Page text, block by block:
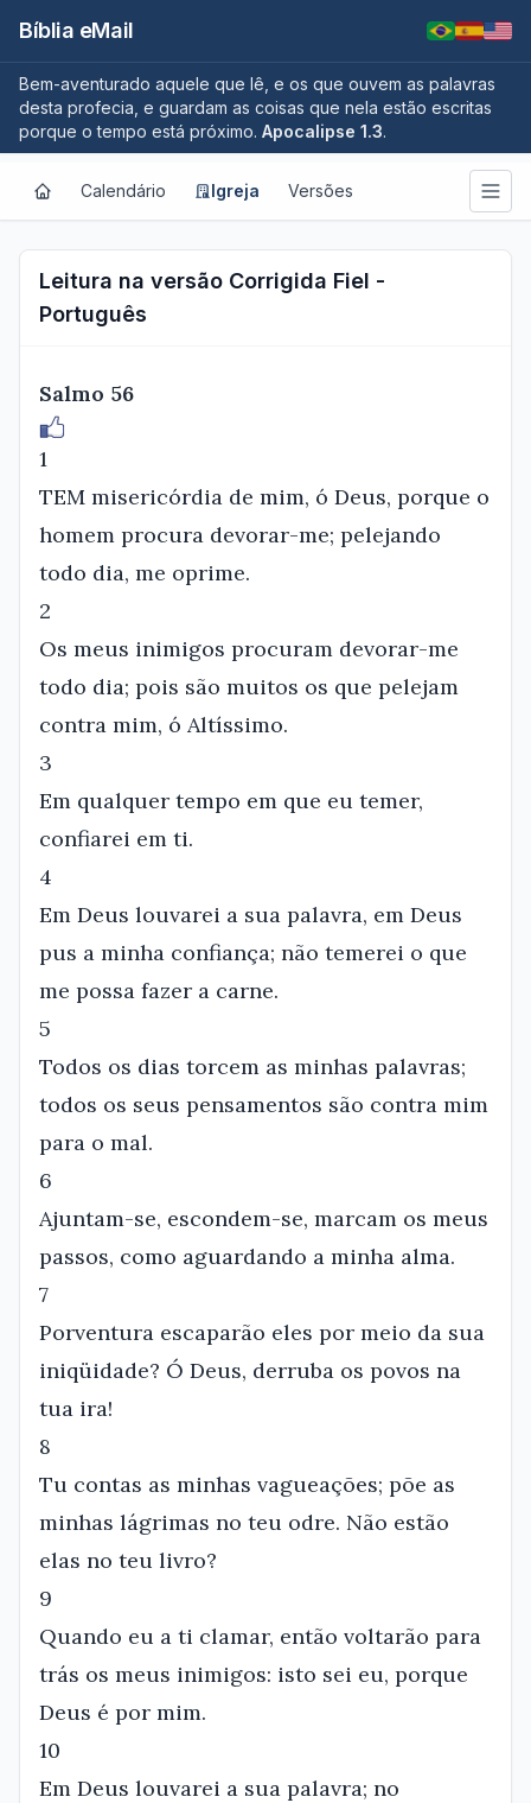
Bíblia eMail
Bem-aventurado aquele que lê, e os que ouvem as palavras
desta profecia, e guardam as coisas que nela estão escritas
porque o tempo está próximo. Apocalipse 1.3.
Calendário Igreja Versões
Leitura na versão Corrigida Fiel -
Português
Salmo 56
1
TEM misericórdia de mim, ó Deus, porque o
homem procura devorar-me; pelejando
todo dia, me oprime.
2
Os meus inimigos procuram devorar-me
todo dia; pois são muitos os que pelejam
contra mim, ó Altíssimo.
3
Em qualquer tempo em que eu temer,
confiarei em ti.
4
Em Deus louvarei a sua palavra, em Deus
pus a minha confiança; não temerei o que
me possa fazer a carne.
5
Todos os dias torcem as minhas palavras;
todos os seus pensamentos são contra mim
para o mal.
6
Ajuntam-se, escondem-se, marcam os meus
passos, como aguardando a minha alma.
7
Porventura escaparão eles por meio da sua
iniqüidade? Ó Deus, derruba os povos na
tua ira!
8
Tu contas as minhas vagueações; põe as
minhas lágrimas no teu odre. Não estão
elas no teu livro?
9
Quando eu a ti clamar, então voltarão para
trás os meus inimigos: isto sei eu, porque
Deus é por mim.
10
Em Deus louvarei a sua palavra; no